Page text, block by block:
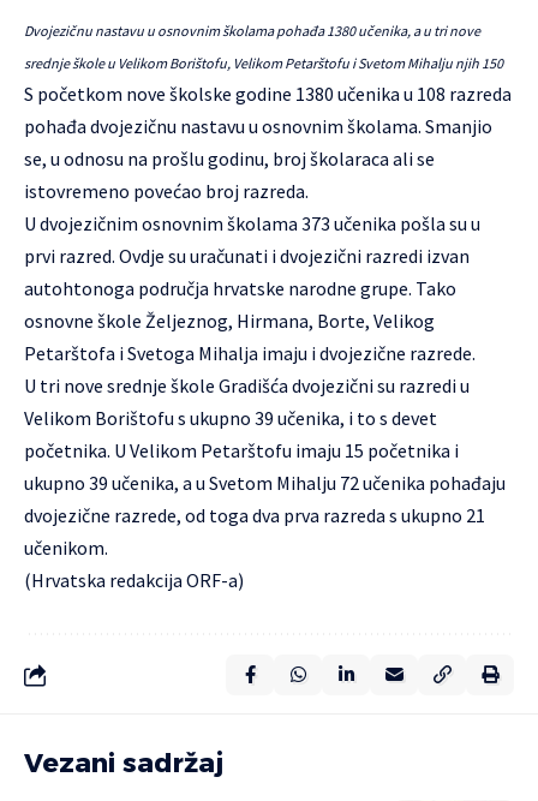
Dvojezičnu nastavu u osnovnim školama pohađa 1380 učenika, a u tri nove
srednje škole u Velikom Borištofu, Velikom Petarštofu i Svetom Mihalju njih 150
S početkom nove školske godine 1380 učenika u 108 razreda
pohađa dvojezičnu nastavu u osnovnim školama. Smanjio
se, u odnosu na prošlu godinu, broj školaraca ali se
istovremeno povećao broj razreda.
U dvojezičnim osnovnim školama 373 učenika pošla su u
prvi razred. Ovdje su uračunati i dvojezični razredi izvan
autohtonoga područja hrvatske narodne grupe. Tako
osnovne škole Željeznog, Hirmana, Borte, Velikog
Petarštofa i Svetoga Mihalja imaju i dvojezične razrede.
U tri nove srednje škole Gradišća dvojezični su razredi u
Velikom Borištofu s ukupno 39 učenika, i to s devet
početnika. U Velikom Petarštofu imaju 15 početnika i
ukupno 39 učenika, a u Svetom Mihalju 72 učenika pohađaju
dvojezične razrede, od toga dva prva razreda s ukupno 21
učenikom.
(Hrvatska redakcija ORF-a)
Vezani sadržaj